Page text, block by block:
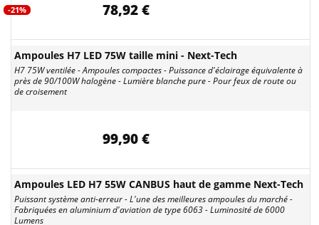
-21% 78,92 €
Ampoules H7 LED 75W taille mini - Next-Tech
H7 75W ventilée - Ampoules compactes - Puissance d'éclairage équivalente à
près de 90/100W halogène - Lumière blanche pure - Pour feux de route ou
de croisement
99,90 €
Ampoules LED H7 55W CANBUS haut de gamme Next-Tech
Puissant système anti-erreur - L'une des meilleures ampoules du marché -
Fabriquées en aluminium d'aviation de type 6063 - Luminosité de 6000
Lumens